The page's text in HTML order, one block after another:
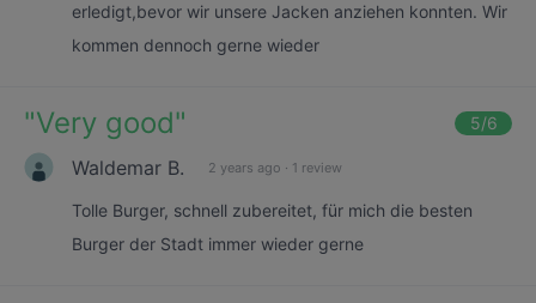
erledigt,bevor wir unsere Jacken anziehen konnten. Wir
kommen dennoch gerne wieder
"Very good" 5/6
Waldemar B. 2 years ago · 1 review
Tolle Burger, schnell zubereitet, für mich die besten
Burger der Stadt immer wieder gerne